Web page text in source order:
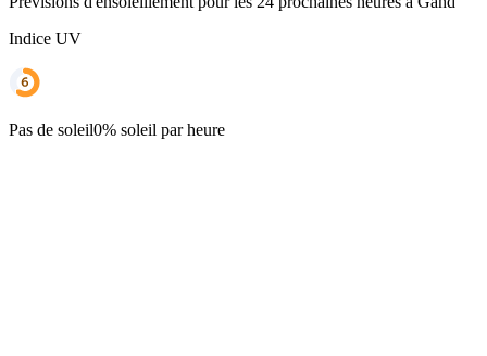
Indice UV
Pas de soleil0% soleil par heure